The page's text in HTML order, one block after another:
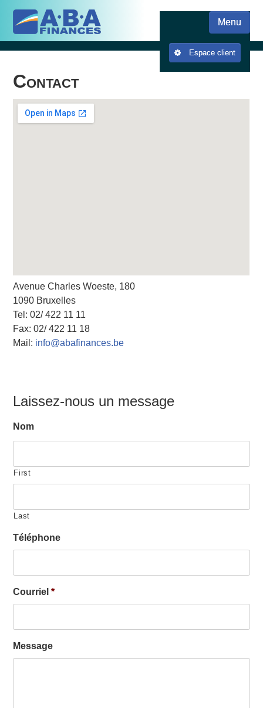
main
content
Skip to contentMenu
Espace client
Contact
Avenue Charles Woeste, 180
1090 Bruxelles
Tel: 02/ 422 11 11
Fax: 02/ 422 11 18
Mail: info@abafinances.be
Laissez-nous un message
Nom
First
Last
Téléphone
Courriel *
Message